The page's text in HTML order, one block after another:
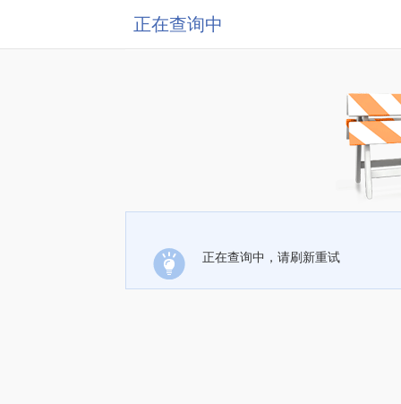
正在查询中
正在查询中，请刷新重试